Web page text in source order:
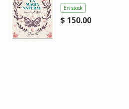
En stock
$ 150.00